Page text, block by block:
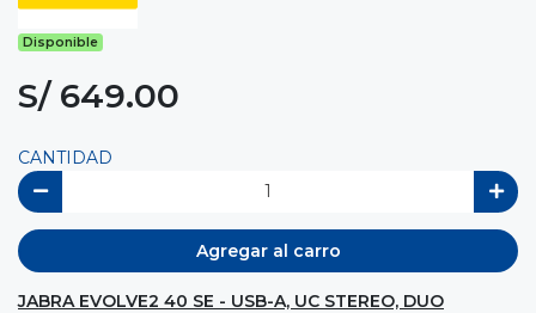
Disponible
S/ 649.00
CANTIDAD
Agregar al carro
JABRA EVOLVE2 40 SE - USB-A, UC STEREO, DUO